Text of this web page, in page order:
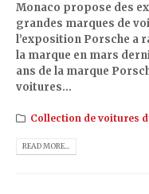
Monaco propose des
grandes marques de
l’exposition Porsche a
la marque en mars
ans de la marque
voitures...
Collection de voitures
READ MORE...